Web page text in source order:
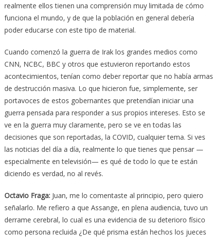
realmente ellos tienen una comprensión muy limitada de cómo
funciona el mundo, y de que la población en general debería
poder educarse con este tipo de material.
Cuando comenzó la guerra de Irak los grandes medios como
CNN, NCBC, BBC y otros que estuvieron reportando estos
acontecimientos, tenían como deber reportar que no había armas
de destrucción masiva. Lo que hicieron fue, simplemente, ser
portavoces de estos gobernantes que pretendían iniciar una
guerra pensada para responder a sus propios intereses. Esto se
ve en la guerra muy claramente, pero se ve en todas las
decisiones que son reportadas, la COVID, cualquier tema. Si ves
las noticias del día a día, realmente lo que tienes que pensar —
especialmente en televisión— es qué de todo lo que te están
diciendo es verdad, no al revés.
Octavio Fraga:Juan, me lo comentaste al principio, pero quiero
señalarlo. Me refiero a que Assange, en plena audiencia, tuvo un
derrame cerebral, lo cual es una evidencia de su deterioro físico
como persona recluida ¿De qué prisma están hechos los jueces